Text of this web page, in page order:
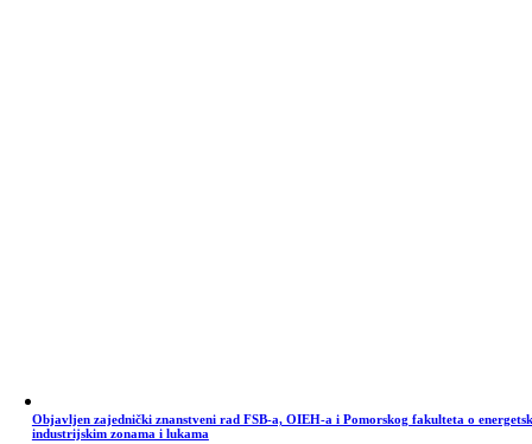
Objavljen zajednički znanstveni rad FSB-a, OIEH-a i Pomorskog fakulteta o
industrijskim zonama i lukama